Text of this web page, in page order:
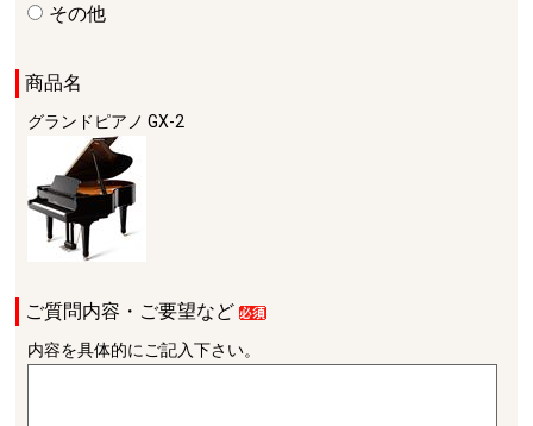
その他
商品名
グランドピアノ GX-2
ご質問内容・ご要望など
内容を具体的にご記入下さい。